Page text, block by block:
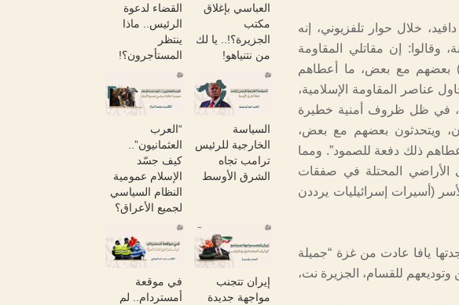
العباسي بإغلاق
مكتب
الجزيرة؟!.. يا لك
من نتنياهو!
القضاء لدعوة
الرئيس.. ماذا
ينتظر
المستأجرون؟!
السياسة
الخارجية للرئيس
ترامب تجاه
الشرق الأوسط
“العرب
العثمانيون”..
كيف جسّد
الإسلام عمومية
النظام السياسي
لجميع الأعراق؟
إيران تتجنب
مواجهة جديدة
في موقعة
أمستردام.. لم
الإسرائيلية ألون بن دافيد، خلال حوار تلفزيوني، إنه
وقالوا: إن مقاتلي المقاومة
بعضهم مع بعض، ما أعطاهم
عناصر المقاومة الإسلامية،
في ظل ظروف أمنية خطيرة
ويتحدثون بعضهم مع بعض،
ذلك دفعة للصمود”. ومما
الأراضي المحتلة في صفقات
(أسيرات إسرائيليات يرددن
يافا عادت من غزة “جميلة
للقسام، الجزيرة نت،